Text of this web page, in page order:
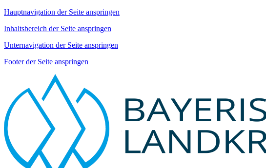
Hauptnavigation der Seite anspringen
Inhaltsbereich der Seite anspringen
Unternavigation der Seite anspringen
Footer der Seite anspringen